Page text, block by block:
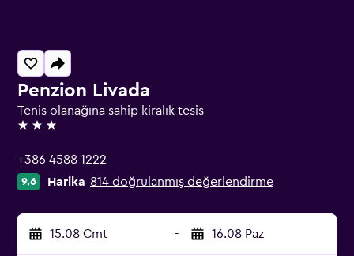
Penzion Livada
Tenis olanağına sahip kiralık tesis
3 yıldız
+386 4588 1222
9,6 Harika 814 doğrulanmış değerlendirme
15.08 Cmt - 16.08 Paz